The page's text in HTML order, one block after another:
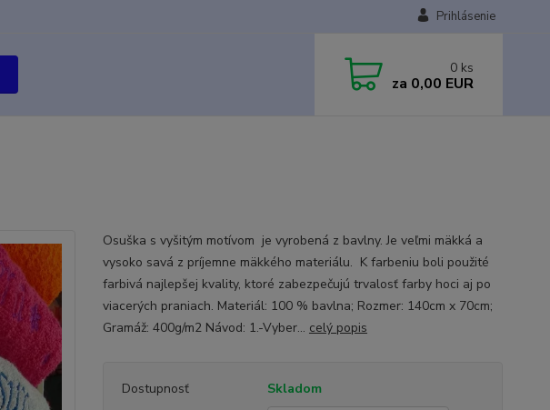
Prihlásenie
0 ks
za 0,00 EUR
Osuška s vyšitým motívom je vyrobená z bavlny. Je veľmi mäkká a
vysoko savá z príjemne mäkkého materiálu. K farbeniu boli použité
farbivá najlepšej kvality, ktoré zabezpečujú trvalosť farby hoci aj po
viacerých praniach. Materiál: 100 % bavlna; Rozmer: 140cm x 70cm;
Gramáž: 400g/m2 Návod: 1.-Vyber... celý popis
Dostupnosť
Skladom